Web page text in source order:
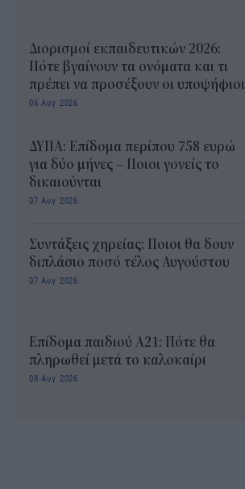
Διορισμοί εκπαιδευτικών 2026:
Πότε βγαίνουν τα ονόματα και τι
πρέπει να προσέξουν οι υποψήφιοι
06 Αυγ 2026
ΔΥΠΑ: Επίδομα περίπου 758 ευρώ
για δύο μήνες – Ποιοι γονείς το
δικαιούνται
07 Αυγ 2026
Συντάξεις χηρείας: Ποιοι θα δουν
διπλάσιο ποσό τέλος Αυγούστου
07 Αυγ 2026
Επίδομα παιδιού Α21: Πότε θα
πληρωθεί μετά το καλοκαίρι
08 Αυγ 2026